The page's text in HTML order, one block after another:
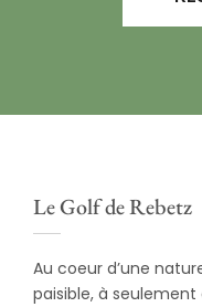
Le Golf de Rebetz
Au coeur d’une
paisible, à